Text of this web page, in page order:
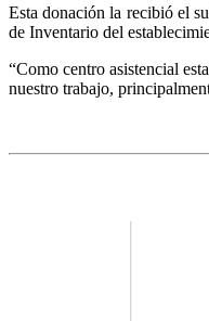
Esta donación la recibió el
de Inventario del
“Como centro asistencial
nuestro trabajo,